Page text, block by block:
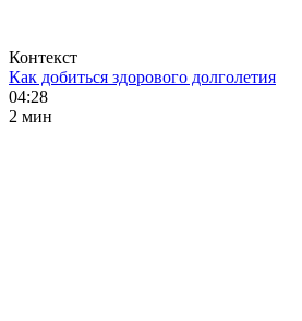
Контекст
Как добиться здорового долголетия
04:28
2 мин